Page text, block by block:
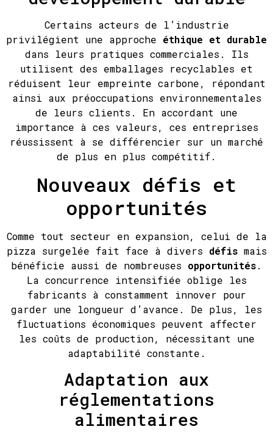
Certains acteurs de l’industrie
privilégient une approche éthique et durable
dans leurs pratiques commerciales. Ils
utilisent des emballages recyclables et
réduisent leur empreinte carbone, répondant
ainsi aux préoccupations environnementales
de leurs clients. En accordant une
importance à ces valeurs, ces entreprises
réussissent à se différencier sur un marché
de plus en plus compétitif.
Nouveaux défis et
opportunités
Comme tout secteur en expansion, celui de la
pizza surgelée fait face à divers défismais
bénéficie aussi de nombreuses opportunités.
La concurrence intensifiée oblige les
fabricants à constamment innover pour
garder une longueur d’avance. De plus, les
fluctuations économiques peuvent affecter
les coûts de production, nécessitant une
adaptabilité constante.
Adaptation aux
réglementations
alimentaires